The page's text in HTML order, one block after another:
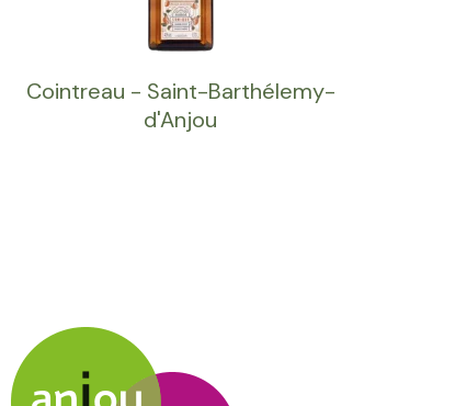
Cointreau - Saint-Barthélemy-
d'Anjou